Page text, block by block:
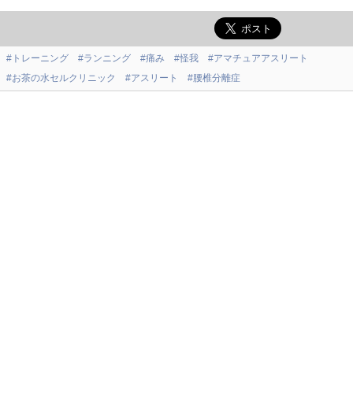
#トレーニング #ランニング #痛み #怪我
#アマチュアアスリート
#お茶の水セルクリニック
#アスリート #腰椎分離症